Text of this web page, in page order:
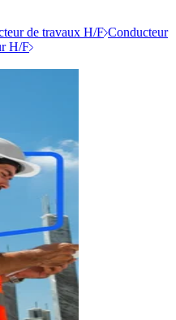
de travaux H/F Conducteur
H/F